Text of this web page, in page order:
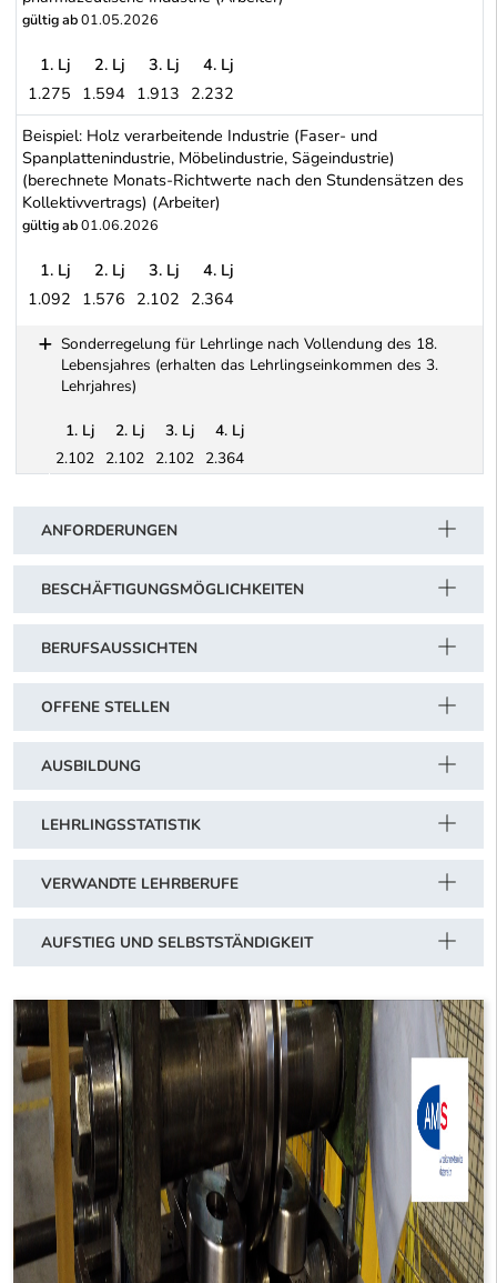
gültig ab01.05.2026
Beispiel: Chemische, Kunststoff verarbeitende und
1. Lj 2. Lj 3. Lj
4. Lj
1.275 1.594 1.913 2.232
Beispiel: Holz verarbeitende Industrie (Faser- und
Spanplattenindustrie, Möbelindustrie, Sägeindustrie)
(berechnete Monats-Richtwerte nach den Stundensätzen des
Kollektivvertrags) (Arbeiter)
gültig ab01.06.2026
1. Lj 2. Lj 3. Lj
4. Lj
1.092 1.576 2.102 2.364
Sonderregelung für Lehrlinge nach Vollendung des 18.
Lebensjahres (erhalten das Lehrlingseinkommen des 3.
Lehrjahres)
1. Lj 2. Lj 3. Lj
4. Lj
2.102 2.102 2.102 2.364
ANFORDERUNGEN
BESCHÄFTIGUNGSMÖGLICHKEITEN
BERUFSAUSSICHTEN
OFFENE STELLEN
AUSBILDUNG
LEHRLINGSSTATISTIK
VERWANDTE LEHRBERUFE
AUFSTIEG UND SELBSTSTÄNDIGKEIT